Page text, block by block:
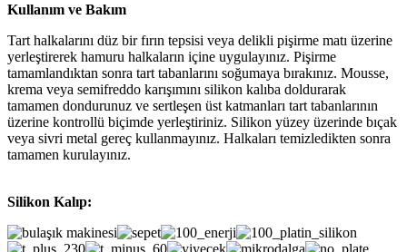
Kullanım ve Bakım
Tart halkalarını düz bir fırın tepsisi veya delikli pişirme matı üzerine
yerleştirerek hamuru halkaların içine uygulayınız. Pişirme
tamamlandıktan sonra tart tabanlarını soğumaya bırakınız. Mousse,
krema veya semifreddo karışımını silikon kalıba doldurarak
tamamen dondurunuz ve sertleşen üst katmanları tart tabanlarının
üzerine kontrollü biçimde yerleştiriniz. Silikon yüzey üzerinde bıçak
veya sivri metal gereç kullanmayınız. Halkaları temizledikten sonra
tamamen kurulayınız.
Silikon Kalıp: